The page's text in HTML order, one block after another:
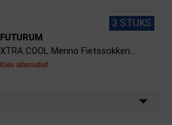
3 STUKS
FUTURUM
XTRA COOL Merino Fietssokken...
Kies alternatief